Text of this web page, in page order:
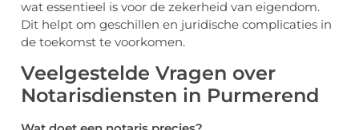
wat essentieel is voor de zekerheid van eigendom.
Dit helpt om geschillen en juridische complicaties in
de toekomst te voorkomen.
Veelgestelde Vragen over
Notarisdiensten in Purmerend